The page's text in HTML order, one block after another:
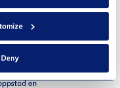
Deny
for ni dager
som illustrerer hvor
en konsolidert løsning kan
en